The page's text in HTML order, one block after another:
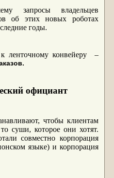
запросы владельцев
об этих новых роботах
годы.
ленточному конвейеру –
официант
чтобы клиентам
суши, которое они хотят.
совместно корпорация
языке) и корпорация